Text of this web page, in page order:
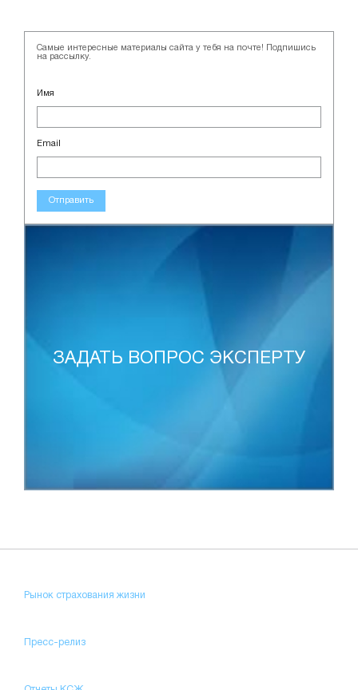
Самые интересные материалы сайта у тебя на почте! Подпишись
на рассылку.
Имя
Email
Отправить
ЗАДАТЬ ВОПРОС ЭКСПЕРТУ
Рынок страхования жизни
Пресс-релиз